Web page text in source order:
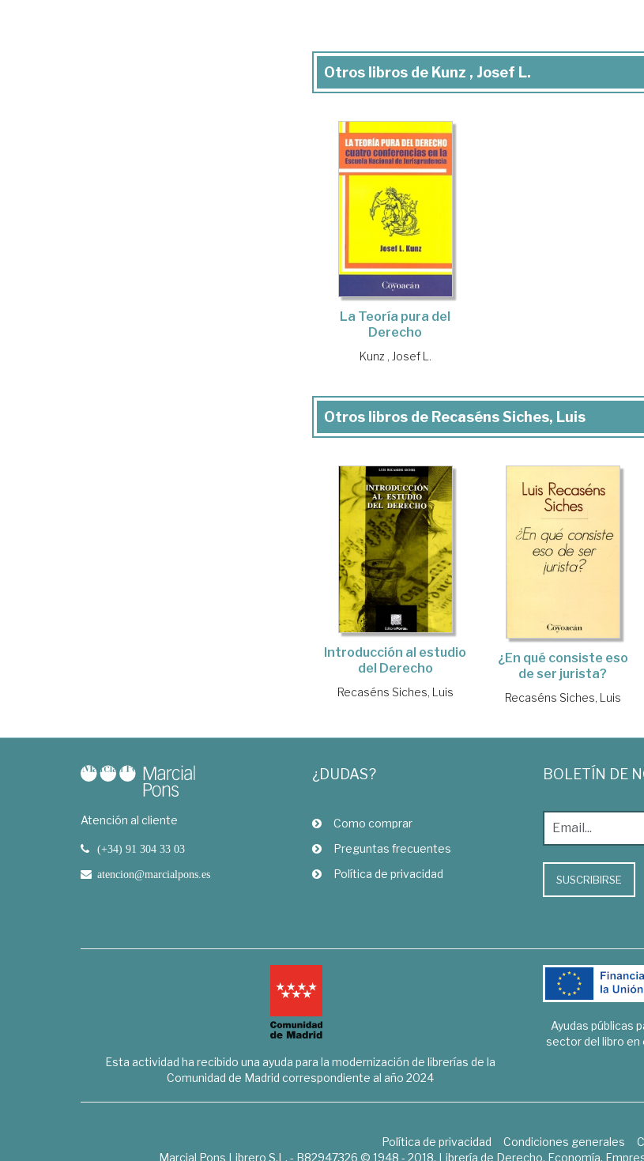
Otros libros de Kunz , Josef L.
La Teoría pura del
Derecho
Kunz , Josef L.
Otros libros de Recaséns Siches, Luis
Introducción al estudio
del Derecho
Recaséns Siches, Luis
¿En qué consiste eso
de ser jurista?
Recaséns Siches, Luis
Atención al cliente
(+34) 91 304 33 03
atencion@marcialpons.es
¿DUDAS?
Como comprar
Preguntas frecuentes
Política de privacidad
BOLETÍN DE
SUSCRIBIRSE
Esta actividad ha recibido una ayuda para la modernización de librerías de la
Comunidad de Madrid correspondiente al año 2024
Ayudas públicas
sector del libro en
Política de privacidad Condiciones generales
Marcial Pons Librero S.L. - B82947326 © 1948 - 2018. Librería de Derecho, Economía,